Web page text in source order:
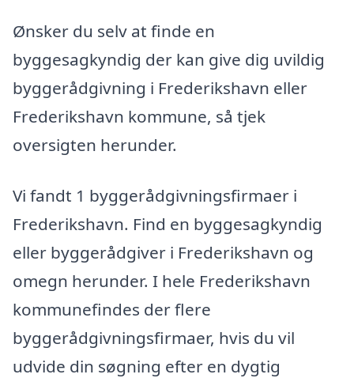
Ønsker du selv at finde en
byggesagkyndig der kan give dig uvildig
byggerådgivning i Frederikshavn eller
Frederikshavn kommune, så tjek
oversigten herunder.
Vi fandt 1 byggerådgivningsfirmaer i
Frederikshavn. Find en byggesagkyndig
eller byggerådgiver i Frederikshavn og
omegn herunder. I hele Frederikshavn
kommunefindes der flere
byggerådgivningsfirmaer, hvis du vil
udvide din søgning efter en dygtig